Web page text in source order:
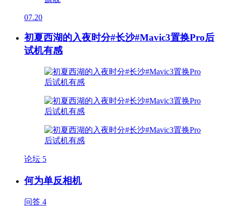
07.20
初夏西湖的入夜时分#长沙#Mavic3置换Pro后
试机有感
论坛 5
何为单反相机
问答 4